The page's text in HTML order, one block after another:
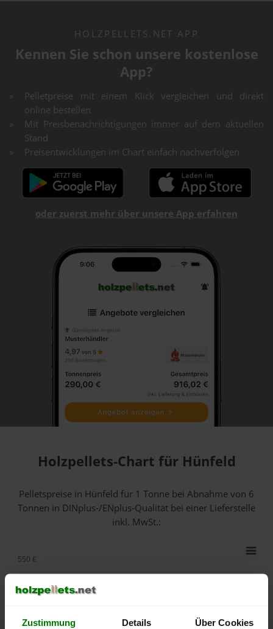
Zustimmung Details Über Cookies
HOLZPELLETS.NET APP
Kennen Sie schon unsere kostenlose
App?
Pelletpreise mit einem Klick vergleichen und direkt
online bestellen
Mit Preisbenachrichtigungen immer auf dem aktuellen
Stand
Preisentwicklungen im Chart einfach nachverfolgen
oder zuerst mehr über unsere App erfahren
Holzpellets-Chart für Hünfeld
Pelletspreise in Hünfeld für 1 Tonne bei Abnahmevon 6
Tonnen in DINplus-/ENplus-Qualität bei einer Lieferstelle
inkl. MwSt.:
500 €
550 €